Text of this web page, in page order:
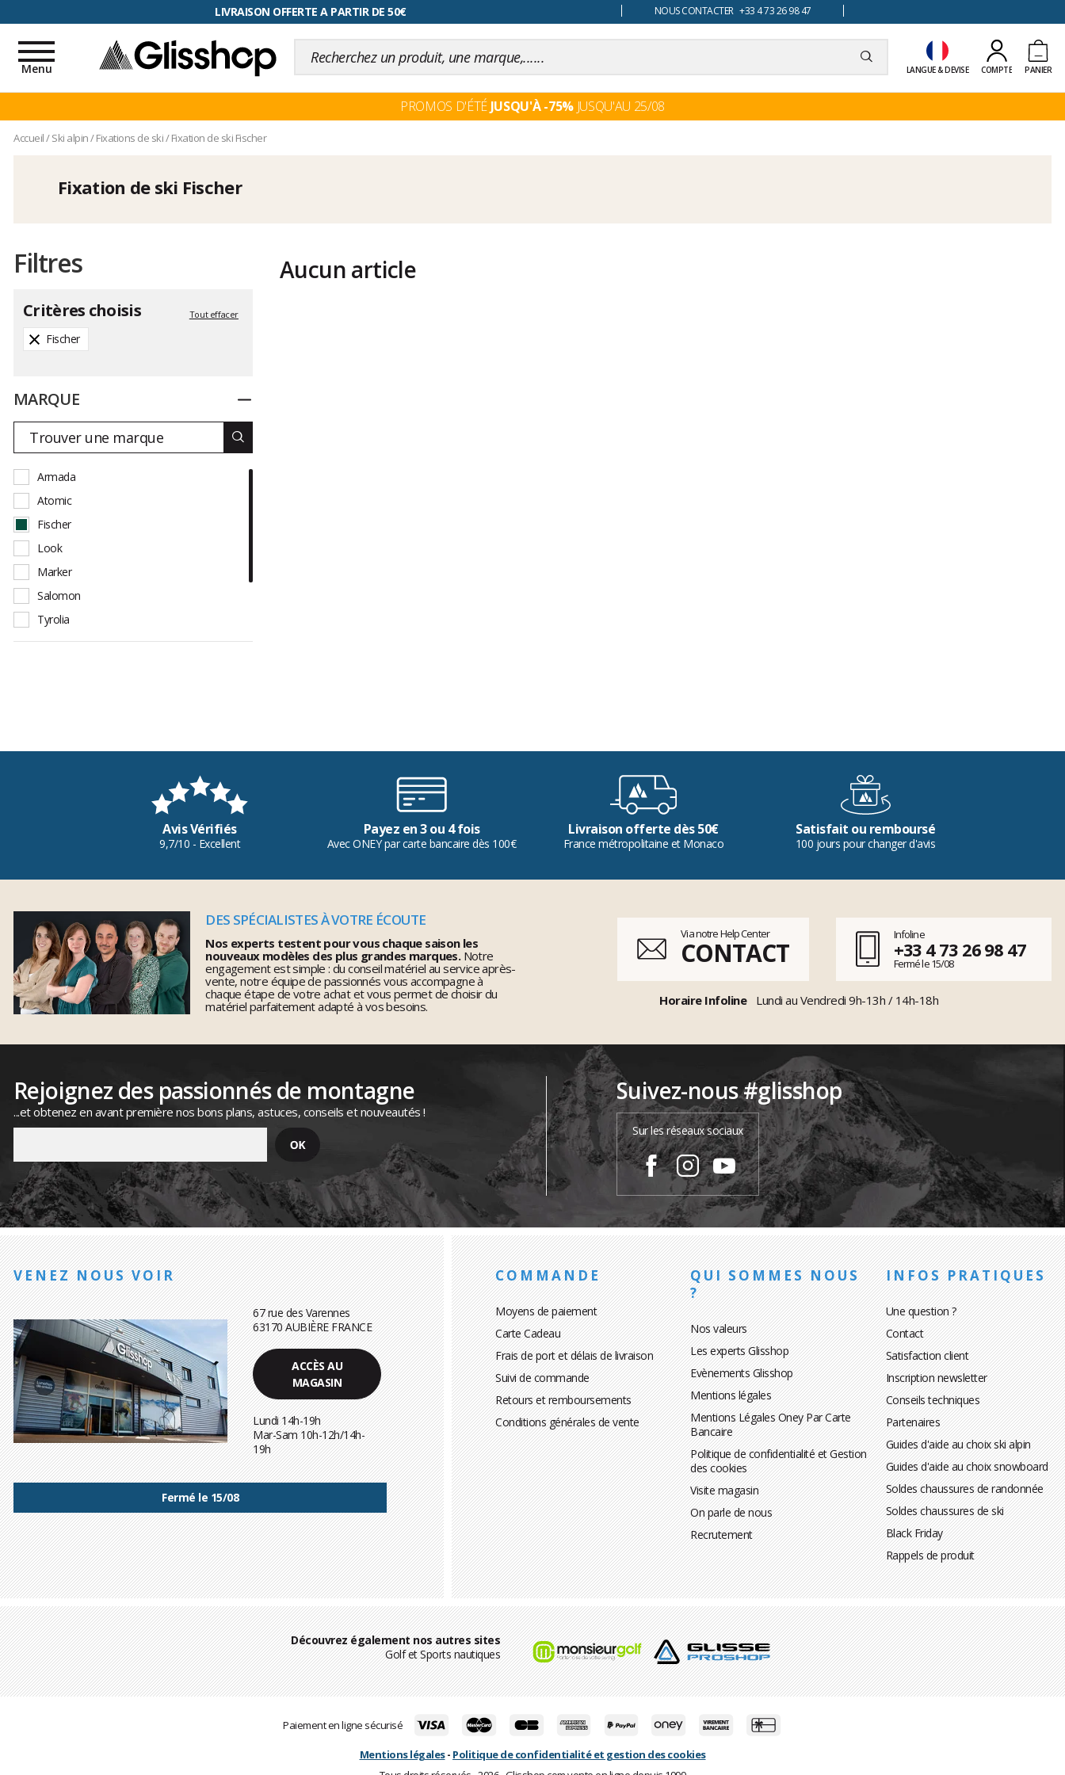
LIVRAISON OFFERTE A PARTIR DE 50€
RETOUR FACILITÉ, 100 jours pour changer d'avis NOUS CONTACTER +33 4 73 26 98 47
LANGUE & DEVISE COMPTE PANIER
Toggle
navigation
Menu
PROMOS D'ÉTÉ JUSQU'À -75%JUSQU'AU 25/08
Accueil/Ski alpin/Fixations de ski/Fixation de ski Fischer
Fixation de ski Fischer
Filtres
Critères choisis Tout effacer
Fischer
MARQUE Replier
Armada
Atomic
Fischer
Look
Marker
Salomon
Tyrolia
Aucun article
Avis Vérifiés
9,7/10 - Excellent
Payez en 3 ou 4 fois
Avec ONEY par carte bancaire dès 100€
Livraison offerte dès 50€
France métropolitaine et Monaco
Satisfait ou remboursé
100 jours pour changer d'avis
DES SPÉCIALISTES À VOTRE ÉCOUTE
Nos experts testent pour vous chaque saison les
nouveaux modèles des plus grandes marques.Notre
engagement est simple : du conseil matériel au service après-
vente, notre équipe de passionnés vous accompagne à
chaque étape de votre achat et vous permet de choisir du
matériel parfaitement adapté à vos besoins.
Via notre Help Center
CONTACT
Infoline
+33 4 73 26 98 47
Fermé le 15/08
Horaire Infoline Lundi au Vendredi 9h-13h / 14h-18h
Rejoignez des passionnés de montagne
...et obtenez en avant première nos bons plans, astuces, conseils et nouveautés !
Suivez-nous #glisshop
Sur les réseaux sociaux
VENEZ NOUS VOIR
67 rue des Varennes
63170 AUBIÈRE FRANCE
ACCÈS AU
MAGASIN
Lundi 14h-19h
Mar-Sam 10h-12h/14h-
19h
Fermé le 15/08
COMMANDE
Moyens de paiement
Carte Cadeau
Frais de port et délais de livraison
Suivi de commande
Retours et remboursements
Conditions générales de vente
QUI SOMMES NOUS
?
Nos valeurs
Les experts Glisshop
Evènements Glisshop
Mentions légales
Mentions Légales Oney Par Carte
Bancaire
Politique de confidentialité et Gestion
des cookies
Visite magasin
On parle de nous
Recrutement
INFOS PRATIQUES
Une question ?
Contact
Satisfaction client
Inscription newsletter
Conseils techniques
Partenaires
Guides d'aide au choix ski alpin
Guides d'aide au choix snowboard
Soldes chaussures de randonnée
Soldes chaussures de ski
Black Friday
Rappels de produit
Découvrez également nos autres sites
Golf et Sports nautiques
Paiement en ligne sécurisé
Mentions légales- Politique de confidentialité et gestion des cookies